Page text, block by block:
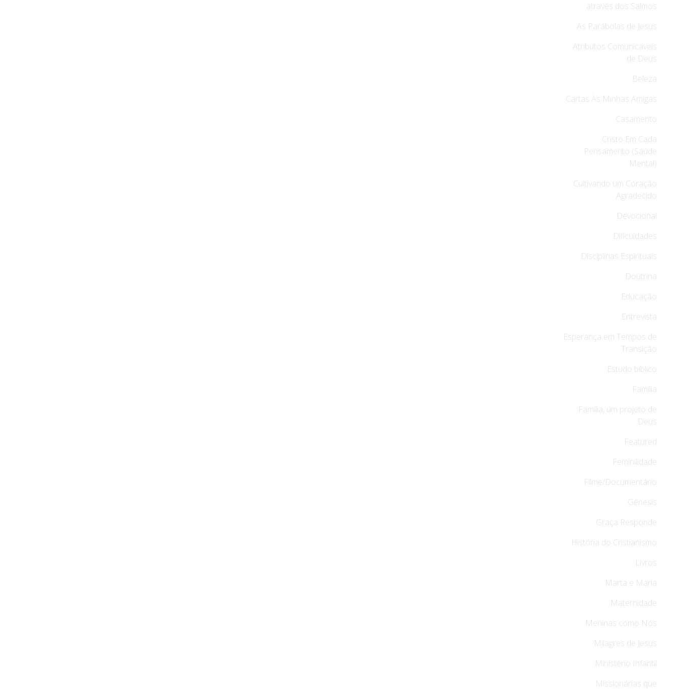
através dos Salmos
As Parábolas de Jesus
Atributos Comunicáveis
de Deus
Beleza
Cartas Às Minhas Amigas
Casamento
Cristo Em Cada
Pensamento (Saúde
Mental)
Cultivando um Coração
Agradecido
Devocional
Dificuldades
Disciplinas Espirituais
Doutrina
Educação
Entrevista
Esperança em Tempos de
Transição
Estudo bíblico
Família
Família, um projeto de
Deus
Featured
Feminilidade
Filme/Documentário
Gênesis
Graça Responde
História do Cristianismo
Livros
Marta e Maria
Maternidade
Meninas como Nós
Milagres de Jesus
Ministério Infantil
Missionárias que